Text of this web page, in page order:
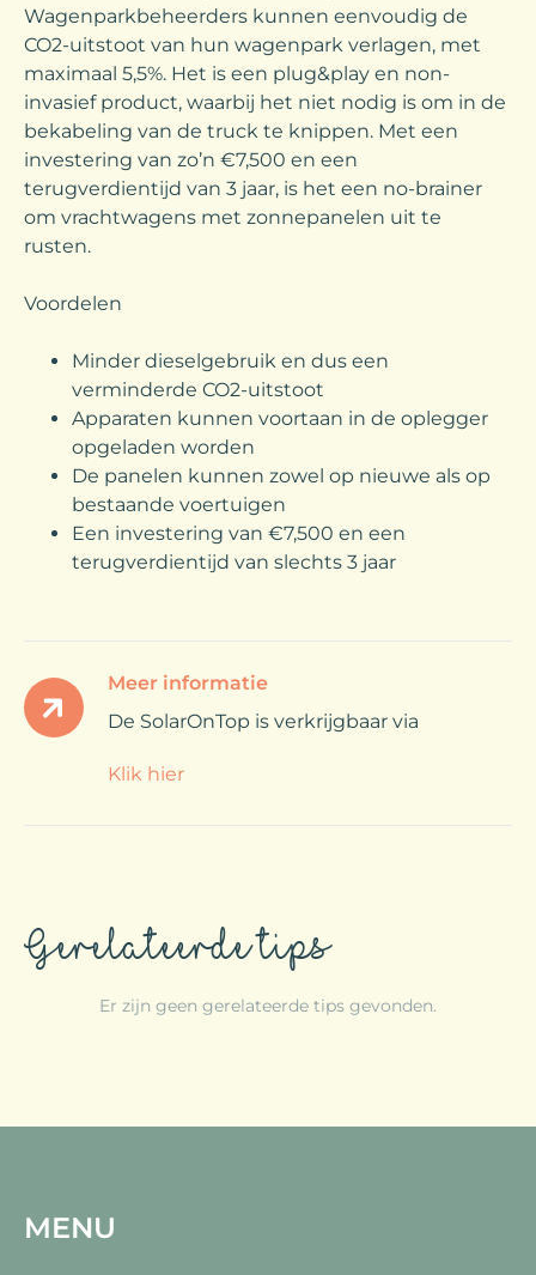
Wagenparkbeheerders kunnen eenvoudig de
CO2-uitstoot van hun wagenpark verlagen, met
maximaal 5,5%. Het is een plug&play en non-
invasief product, waarbij het niet nodig is om in de
bekabeling van de truck te knippen. Met een
investering van zo’n €7,500 en een
terugverdientijd van 3 jaar, is het een no-brainer
om vrachtwagens met zonnepanelen uit te
rusten.
Voordelen
Minder dieselgebruik en dus een
verminderde CO2-uitstoot
Apparaten kunnen voortaan in de oplegger
opgeladen worden
De panelen kunnen zowel op nieuwe als op
bestaande voertuigen
Een investering van €7,500 en een
terugverdientijd van slechts 3 jaar
Meer informatie
De SolarOnTop is verkrijgbaar via
Klik hier
Gerelateerde tips
Er zijn geen gerelateerde tips gevonden.
MENU